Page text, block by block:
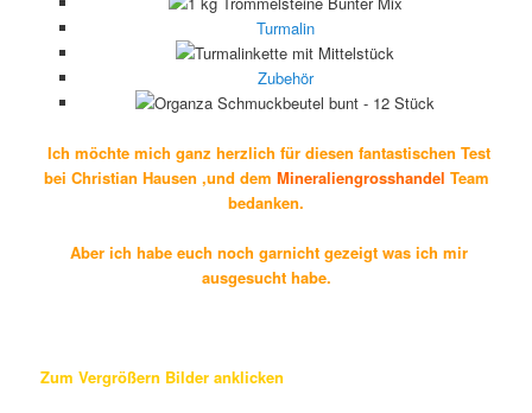
Turmalin
Zubehör
Ich möchte mich ganz herzlich für diesen fantastischen Test
bei Christian Hausen ,und dem Mineraliengrosshandel Team
bedanken.
Aber ich habe euch noch garnicht gezeigt was ich mir
ausgesucht habe.
Zum Vergrößern Bilder anklicken